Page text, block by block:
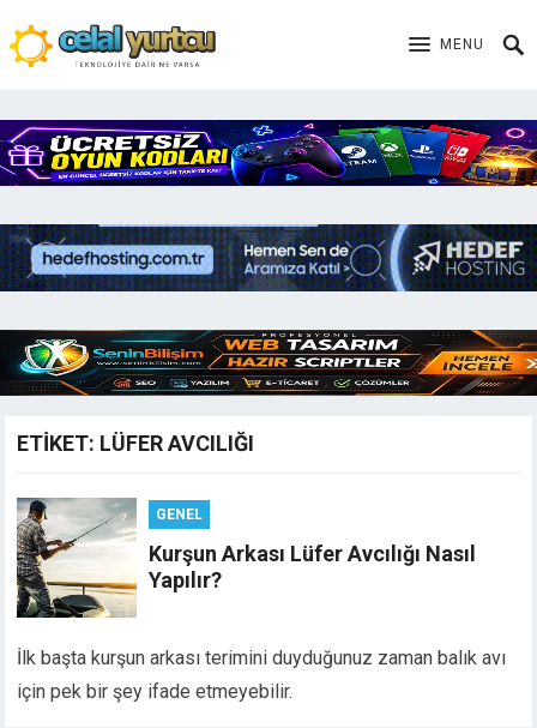
MENU
ETIKET: LÜFER AVCILIĞI
GENEL
Kurşun Arkası Lüfer Avcılığı Nasıl
Yapılır?
İlk başta kurşun arkası terimini duyduğunuz zaman balık avı
için pek bir şey ifade etmeyebilir.